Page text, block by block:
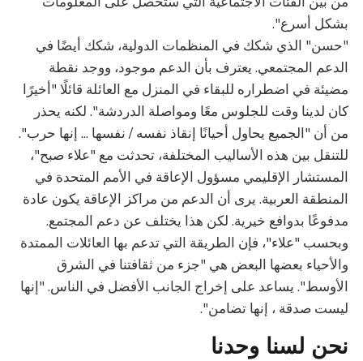
بشكل أسرع".
"حسن" الذي شكك في المنظمات الدولية، شكك أيضًا في
الدعم المجتمعي. يعترف بأن الدعم موجود، ووجد نقطة
مضيئة في اضطراره للبقاء في المنزل مع العائلة قائلًا "أخيرًا
كان لدينا وقت للجلوس معًا ومواصلة الدردشة". لكنه يحذر
من أن "الجميع يحاول أحيانًا إنقاذ نفسه / نفسها ... إنها حرب".
للتنقل بين هذه الأساليب المختلفة، تحدثت مع "علاء صبح"،
المستشار الإقليمي مسؤول الإعاقة في الأمم المتحدة في
المنطقة العربية. يرى أن الدعم من مراكز الإعاقة يكون عادة
مدفوعًا بدوافع خيرية. لكن هذا يختلف عن دعم المجتمع.
وبحسب "علاء"، فإن الطريقة التي تدعم بها العائلات الممتدة
والأحياء بعضها البعض هي "جزء من ثقافتنا في الشرق
الأوسط". يساعد على إخراج الجانب الأفضل في الناس. "إنها
ليست صدقة ، إنها تضامن".
نحن لسنا وحدنا